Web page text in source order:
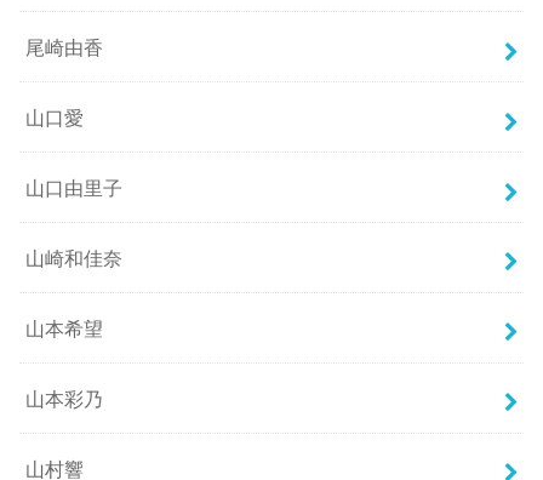
尾崎由香
山口愛
山口由里子
山崎和佳奈
山本希望
山本彩乃
山村響